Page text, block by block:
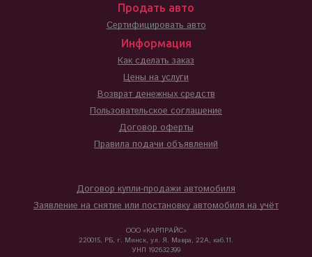
Продать авто
Сертифицировать авто
Информация
Как сделать заказ
Цены на услуги
Возврат денежных средств
Пользовательское соглашение
Договор оферты
Правила подачи объявлений
Договор купли-продажи автомобиля
Заявление на снятие или постановку автомобиля на учёт
ООО «КАРПРАЙС»
220015, РБ, г. Минск, ул. Я. Мавра, 22А, каб.11.
УНП 192632399